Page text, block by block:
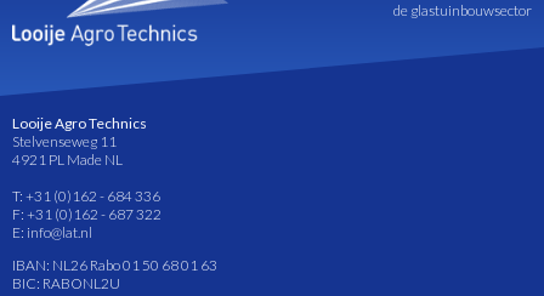
de glastuinbouwsector
Looije Agro Technics
Stelvenseweg 11
4921 PL Made NL
T: +31 (0)162 - 684 336
F: +31 (0)162 - 687 322
E: info@lat.nl
IBAN: NL26 Rabo 01 50 68 01 63
BIC: RABONL2U